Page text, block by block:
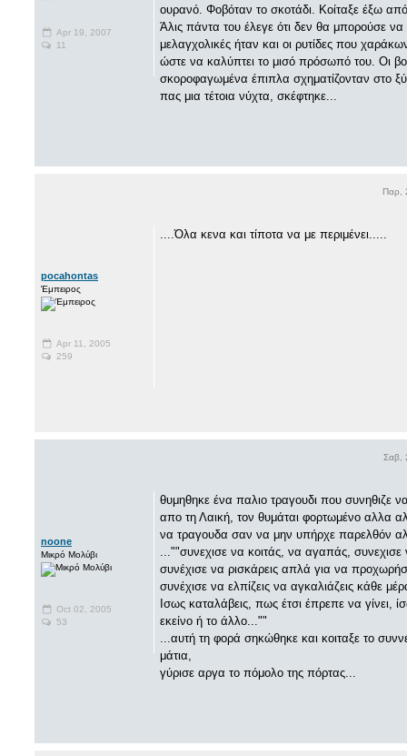
Apr 19, 2007
11
ουρανό. Φοβόταν το σκοτάδι. Κοίταξε έξω
Άλις πάντα του έλεγε ότι δεν θα μπορούσε
μελαγχολικές ήταν και οι ρυτίδες που
ώστε να καλύπτει το μισό πρόσωπό του. Οι
σκοροφαγωμένα έπιπλα σχηματίζονταν στο
πας μια τέτοια νύχτα, σκέφτηκε...
Παρ,
pocahontas
Έμπειρος
Apr 11, 2005
259
....Όλα κενα και τίποτα να με περιμένει.....
Σαβ,
noone
Μικρό Μολύβι
Oct 02, 2005
53
θυμηθηκε ένα παλιο τραγουδι που συνηθιζε
απο τη Λαική, τον θυμάται φορτωμένο αλλα
να τραγουδα σαν να μην υπήρχε παρελθόν
...""συνεχισε να κοιτάς, να αγαπάς,
συνέχισε να ρισκάρεις απλά για να
συνέχισε να ελπίζεις να αγκαλιάζεις κάθε
Ισως καταλάβεις, πως έτσι έπρεπε να γίνει,
εκείνο ή το άλλο...""
...αυτή τη φορά σηκώθηκε και κοιταξε το
μάτια,
γύρισε αργα το πόμολο της πόρτας...